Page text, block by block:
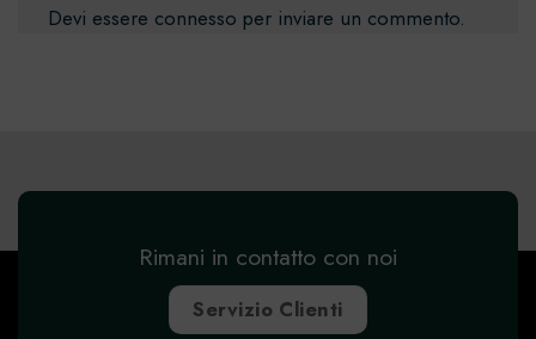
Devi essere connesso per inviare un commento.
Rimani in contatto con noi
Servizio Clienti